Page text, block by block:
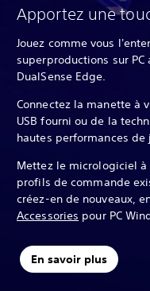
Apportez une
Jouez comme vous
superproductions sur
DualSense Edge.
Connectez la manette à
USB fourni ou de la
hautes performances de
Mettez le micrologiciel
profils de commande
créez-en de nouveaux,
Accessories pour PC
En savoir plus